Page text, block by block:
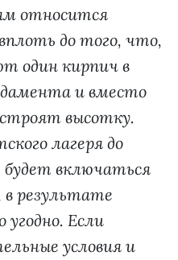
относится
до того, что,
один кирпич в
и вместо
высотку.
лагеря до
включаться
в результате
Если
условия и